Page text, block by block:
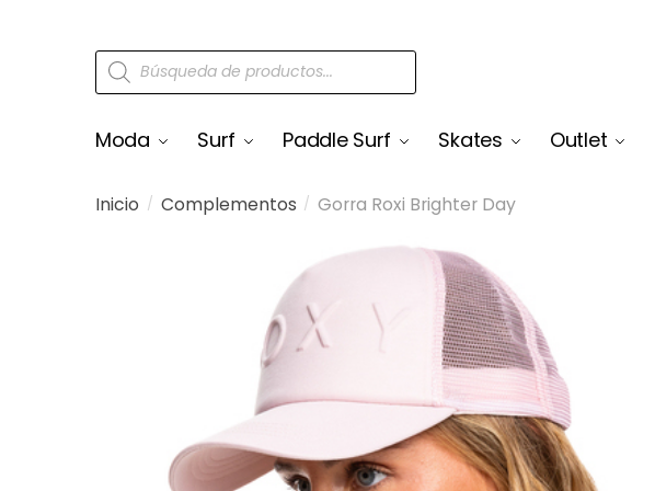
Moda Surf Paddle Surf Skates Outlet
Inicio / Complementos / Gorra Roxi Brighter Day